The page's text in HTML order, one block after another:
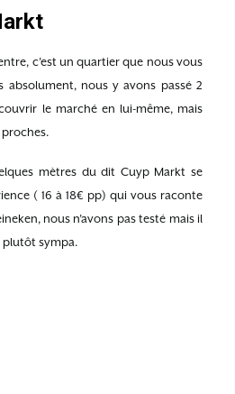
c’est un quartier que nous vous
absolument, nous y avons passé 2
le marché en lui-même, mais
mètres du dit Cuyp Markt se
( 16 à 18€ pp) qui vous raconte
nous n’avons pas testé mais il
plutôt sympa.